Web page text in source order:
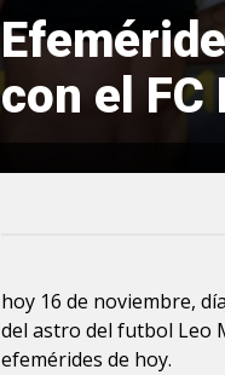
con el FC
hoy 16 de noviembre,
del astro del futbol Leo
efemérides de hoy.